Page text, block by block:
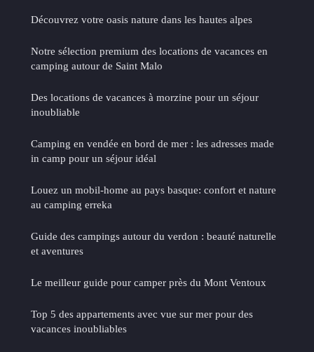
Découvrez votre oasis nature dans les hautes alpes
Notre sélection premium des locations de vacances en
camping autour de Saint Malo
Des locations de vacances à morzine pour un séjour
inoubliable
Camping en vendée en bord de mer : les adresses made
in camp pour un séjour idéal
Louez un mobil-home au pays basque: confort et nature
au camping erreka
Guide des campings autour du verdon : beauté naturelle
et aventures
Le meilleur guide pour camper près du Mont Ventoux
Top 5 des appartements avec vue sur mer pour des
vacances inoubliables